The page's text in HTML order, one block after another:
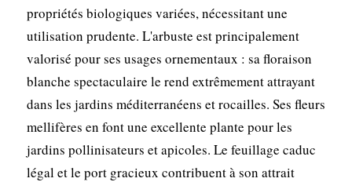
propriétés biologiques variées, nécessitant une
utilisation prudente. L'arbuste est principalement
valorisé pour ses usages ornementaux : sa floraison
blanche spectaculaire le rend extrêmement attrayant
dans les jardins méditerranéens et rocailles. Ses fleurs
mellifères en font une excellente plante pour les
jardins pollinisateurs et apicoles. Le feuillage caduc
légal et le port gracieux contribuent à son attrait